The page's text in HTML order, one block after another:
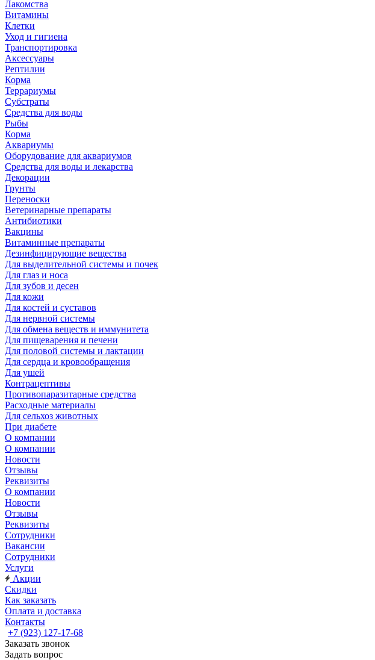
Лакомства
Витамины
Клетки
Уход и гигиена
Транспортировка
Аксессуары
Рептилии
Корма
Террариумы
Субстраты
Средства для воды
Рыбы
Корма
Аквариумы
Оборудование для аквариумов
Средства для воды и лекарства
Декорации
Грунты
Переноски
Ветеринарные препараты
Антибиотики
Вакцины
Витаминные препараты
Дезинфицирующие вещества
Для выделительной системы и почек
Для глаз и носа
Для зубов и десен
Для кожи
Для костей и суставов
Для нервной системы
Для обмена веществ и иммунитета
Для пищеварения и печени
Для половой системы и лактации
Для сердца и кровообращения
Для ушей
Контрацептивы
Противопаразитарные средства
Расходные материалы
Для сельхоз животных
При диабете
О компании
О компании
Новости
Отзывы
Реквизиты
О компании
Новости
Отзывы
Реквизиты
Сотрудники
Вакансии
Сотрудники
Услуги
Акции
Скидки
Как заказать
Оплата и доставка
Контакты
+7 (923) 127-17-68
Заказать звонок
Задать вопрос